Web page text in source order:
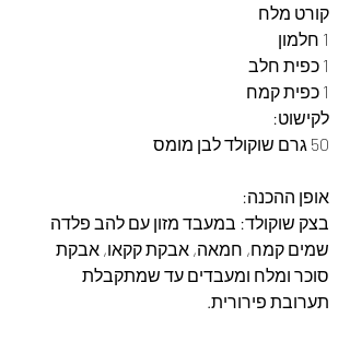
קורט מלח
1 חלמון
1 כפית חלב
1 כפית קמח
לקישוט:
50 גרם שוקולד לבן מומס
אופן ההכנה:
בצק שוקולד: במעבד מזון עם להב פלדה
שמים קמח, חמאה, אבקת קקאו, אבקת
סוכר ומלח ומעבדים עד שמתקבלת
תערובת פירורית.